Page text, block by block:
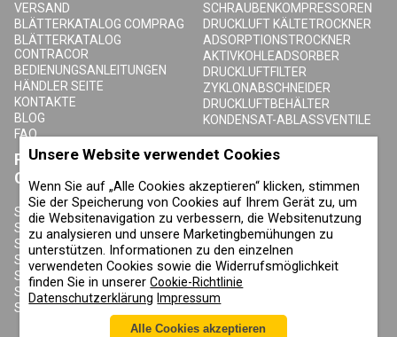
VERSAND
BLÄTTERKATALOG COMPRAG
BLÄTTERKATALOG
CONTRACOR
BEDIENUNGSANLEITUNGEN
HÄNDLER SEITE
KONTAKTE
BLOG
FAQ
SCHRAUBENKOMPRESSOREN
DRUCKLUFT KÄLTETROCKNER
ADSORPTIONSTROCKNER
AKTIVKOHLEADSORBER
DRUCKLUFTFILTER
ZYKLONABSCHNEIDER
DRUCKLUFTBEHÄLTER
KONDENSAT-ABLASSVENTILE
PRODUKTE
CONTRACOR
SANDSTRAHLGERÄTE
SANDSTRAHLHELME
SANDSTRAHLANZÜGE
SANDSTRAHLDÜSEN
SANDSTRAHLSCHLAUCH
SANDSTRAHLKUPPLUNGEN
SANDSTRAHLKABINEN
ÜBER COMPRAG
ÜBER UNS
URHEBERRECHT, MARKEN UND
SONSTIGE RECHTE
DATENSCHUTZERKLÄRUNG
COOKIE-RICHTLINIE
IMPRESSUM
Unsere Website verwendet Cookies
Wenn Sie auf „Alle Cookies akzeptieren“ klicken, stimmen
Sie der Speicherung von Cookies auf Ihrem Gerät zu, um
die Websitenavigation zu verbessern, die Websitenutzung
zu analysieren und unsere Marketingbemühungen zu
unterstützen. Informationen zu den einzelnen
verwendeten Cookies sowie die Widerrufsmöglichkeit
finden Sie in unsererCookie-Richtlinie
Datenschutzerklärung Impressum
Alle Cookies akzeptieren